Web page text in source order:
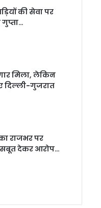
की सेवा पर
मिला, लेकिन
दिल्ली-गुजरात
राजभर पर
देकर आरोप…